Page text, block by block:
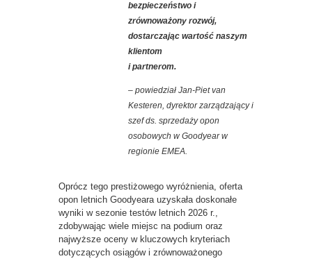
bezpieczeństwo i
zrównoważony rozwój,
dostarczając wartość naszym
klientom
i partnerom.
– powiedział Jan-Piet van
Kesteren, dyrektor zarządzający i
szef ds. sprzedaży opon
osobowych w Goodyear w
regionie EMEA.
Oprócz tego prestiżowego wyróżnienia, oferta
opon letnich Goodyeara uzyskała doskonałe
wyniki w sezonie testów letnich 2026 r.,
zdobywając wiele miejsc na podium oraz
najwyższe oceny w kluczowych kryteriach
dotyczących osiągów i zrównoważonego